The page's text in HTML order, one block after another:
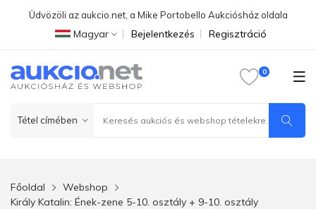
Üdvözöli az aukcio.net, a Mike Portobello Aukciósház oldala
Magyar Bejelentkezés Regisztráció
Főoldal
Webshop
Király Katalin: Ének-zene 5-10. osztály + 9-10. osztály